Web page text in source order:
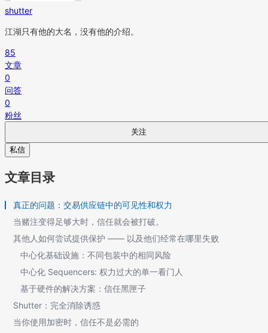
shutter
江湖只有他的大名，没有他的介绍。
85
文章
0
问答
0
粉丝
关注
私信
文章目录
真正的问题：交易供应链中的可见性和权力
当赌注变得足够大时，信任就会被打破。
其他人如何尝试提供保护 —— 以及他们经常在哪里失败
中心化基础设施：不同包装中的相同风险
中心化 Sequencers: 权力过大的单一看门人
基于硬件的解决方案：信任黑匣子
Shutter：完全消除诱惑
当你使用加密时，信任不是必需的